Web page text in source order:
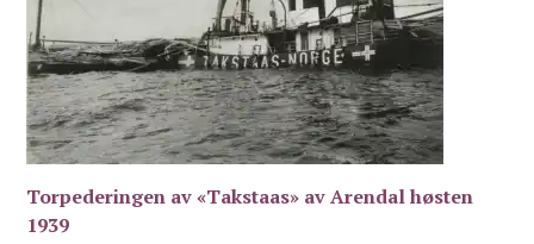
Torpederingen av «Takstaas» av Arendal høsten
1939